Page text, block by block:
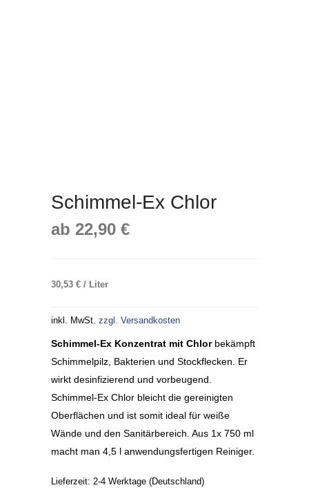
Schimmel-Ex Chlor
ab 22,90 €
30,53 € / Liter
inkl. MwSt. zzgl. Versandkosten
Schimmel-Ex Konzentrat mit Chlor bekämpft
Schimmelpilz, Bakterien und Stockflecken. Er
wirkt desinfizierend und vorbeugend.
Schimmel-Ex Chlor bleicht die gereinigten
Oberflächen und ist somit ideal für weiße
Wände und den Sanitärbereich. Aus 1x 750 ml
macht man 4,5 l anwendungsfertigen Reiniger.
Lieferzeit: 2-4 Werktage (Deutschland)